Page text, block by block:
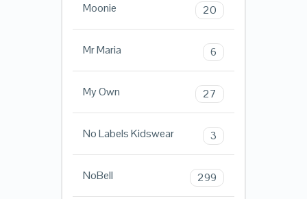
Moonie 20
Mr Maria 6
My Own 27
No Labels Kidswear 3
NoBell 299